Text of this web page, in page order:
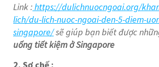
Link :https://dulichnuocngoai.org/
lich/du-lich-nuoc-ngoai-den-5-diem-
singapore/sẽ giúp bạn biết được
uống tiết kiệm ở Singapore
2. Sơ chế :